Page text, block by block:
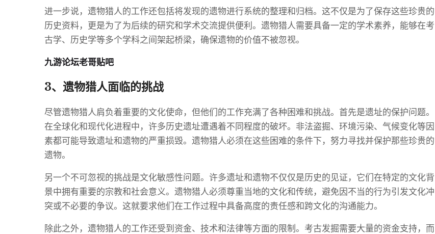
进一步说，遗物猎人的工作还包括将发现的遗物进行系统的整理和归档。这不仅是为了保存这些珍贵的
历史资料，更是为了为后续的研究和学术交流提供便利。遗物猎人需要具备一定的学术素养，能够在考
古学、历史学等多个学科之间架起桥梁，确保遗物的价值不被忽视。
九游论坛老哥贴吧
3、遗物猎人面临的挑战
尽管遗物猎人肩负着重要的文化使命，但他们的工作充满了各种困难和挑战。首先是遗址的保护问题。
在全球化和现代化进程中，许多历史遗址遭遇着不同程度的破坏。非法盗掘、环境污染、气候变化等因
素都可能导致遗址和遗物的严重损毁。遗物猎人必须在这些困难的条件下，努力寻找并保护那些珍贵的
遗物。
另一个不可忽视的挑战是文化敏感性问题。许多遗址和遗物不仅仅是历史的见证，它们在特定的文化背
景中拥有重要的宗教和社会意义。遗物猎人必须尊重当地的文化和传统，避免因不当的行为引发文化冲
突或不必要的争议。这就要求他们在工作过程中具备高度的责任感和跨文化的沟通能力。
除此之外，遗物猎人的工作还受到资金、技术和法律等方面的限制。考古发掘需要大量的资金支持，而